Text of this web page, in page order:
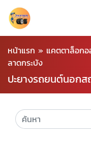
หน้าแรก » แคตตาล็อกอ
ลาดกระบัง
ปะยางรถยนต์นอก